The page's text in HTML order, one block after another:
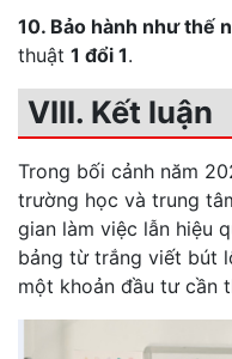
10. Bảo hành như thế
thuật 1 đổi 1.
VIII. Kết luận
Trong bối cảnh năm
trường học và trung
gian làm việc lẫn hiệu
bảng từ trắng viết bút
một khoản đầu tư cần